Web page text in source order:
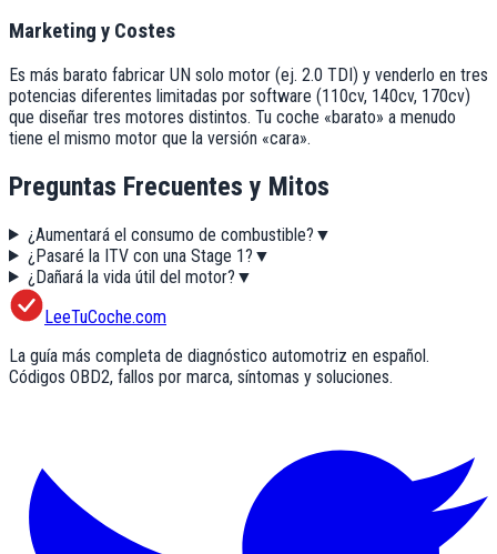
Marketing y Costes
Es más barato fabricar UN solo motor (ej. 2.0 TDI) y venderlo en tres
potencias diferentes limitadas por software (110cv, 140cv, 170cv)
que diseñar tres motores distintos. Tu coche «barato» a menudo
tiene el mismo motor que la versión «cara».
Preguntas Frecuentes y Mitos
¿Aumentará el consumo de combustible? ▼
¿Pasaré la ITV con una Stage 1? ▼
¿Dañará la vida útil del motor? ▼
LeeTuCoche.com
La guía más completa de diagnóstico automotriz en español.
Códigos OBD2, fallos por marca, síntomas y soluciones.